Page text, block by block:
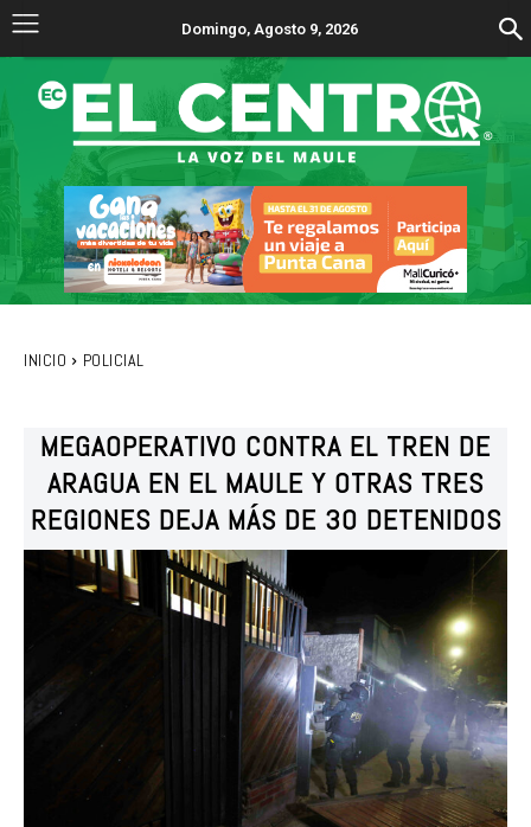
Domingo, Agosto 9, 2026
INICIO POLICIAL
MEGAOPERATIVO CONTRA EL TREN DE
ARAGUA EN EL MAULE Y OTRAS TRES
REGIONES DEJA MÁS DE 30 DETENIDOS